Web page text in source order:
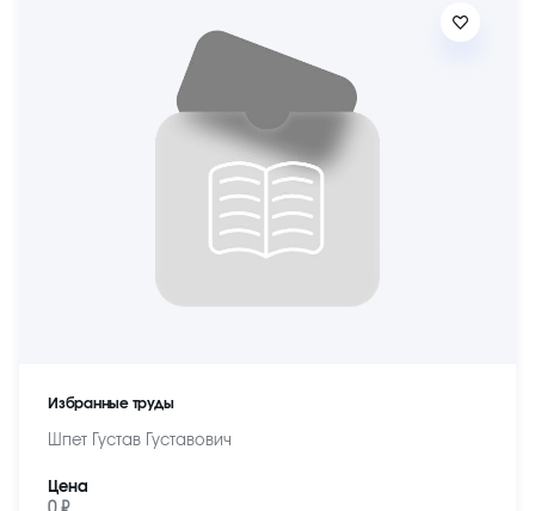
Избранные труды
Шпет Густав Густавович
Цена